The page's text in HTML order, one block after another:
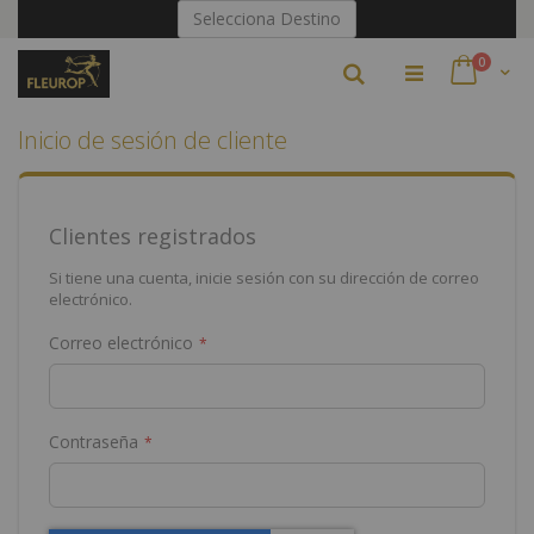
contenido
Selecciona Destino
Cart
0
Buscar
Inicio de sesión de cliente
Clientes registrados
Si tiene una cuenta, inicie sesión con su dirección de correo
electrónico.
Correo electrónico
Contraseña